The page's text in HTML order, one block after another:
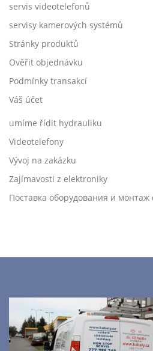
servis videotelefonů
servisy kamerových systémů
Stránky produktů
Ověřit objednávku
Podmínky transakcí
Váš účet
umíme řídit hydrauliku
Videotelefony
Vývoj na zakázku
Zajímavosti z elektroniky
Поставка оборудования и монтаж